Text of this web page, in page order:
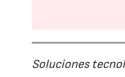
Soluciones